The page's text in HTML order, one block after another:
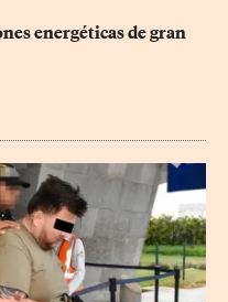
energéticas de gran